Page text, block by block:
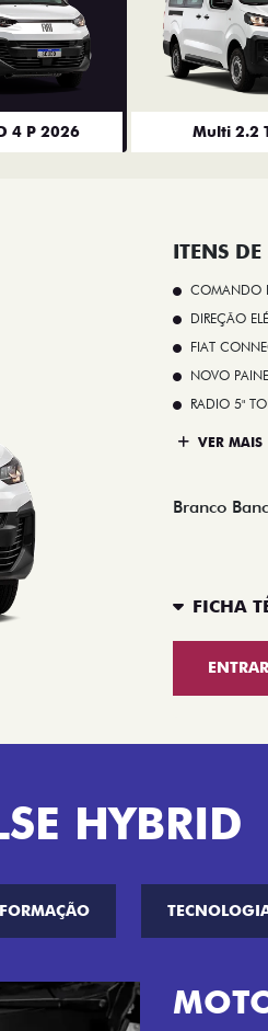
4 P 2026 Multi 2.2
ITENS DE
COMANDO
DIREÇÃO
FIAT
NOVO
RADIO 5"
VER MAIS
Branco
FICHA
HYBRID